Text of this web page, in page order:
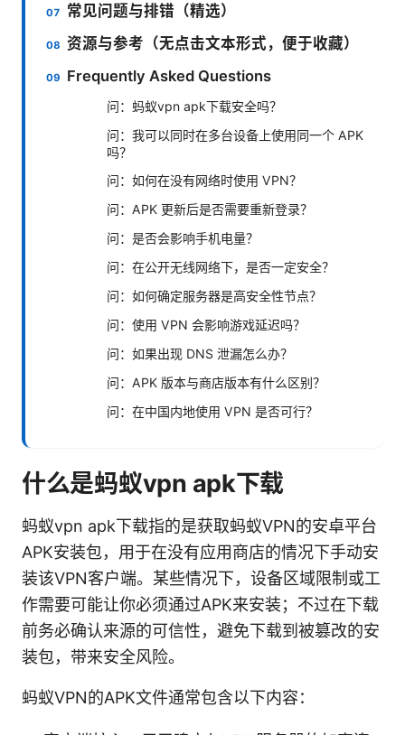
常见问题与排错（精选）
资源与参考（无点击文本形式，便于收藏）
Frequently Asked Questions
问：蚂蚁vpn apk下载安全吗？
问：我可以同时在多台设备上使用同一个 APK
吗？
问：如何在没有网络时使用 VPN？
问：APK 更新后是否需要重新登录？
问：是否会影响手机电量？
问：在公开无线网络下，是否一定安全？
问：如何确定服务器是高安全性节点？
问：使用 VPN 会影响游戏延迟吗？
问：如果出现 DNS 泄漏怎么办？
问：APK 版本与商店版本有什么区别？
问：在中国内地使用 VPN 是否可行？
什么是蚂蚁vpn apk下载
蚂蚁vpn apk下载指的是获取蚂蚁VPN的安卓平台
APK安装包，用于在没有应用商店的情况下手动安
装该VPN客户端。某些情况下，设备区域限制或工
作需要可能让你必须通过APK来安装；不过在下载
前务必确认来源的可信性，避免下载到被篡改的安
装包，带来安全风险。
蚂蚁VPN的APK文件通常包含以下内容：